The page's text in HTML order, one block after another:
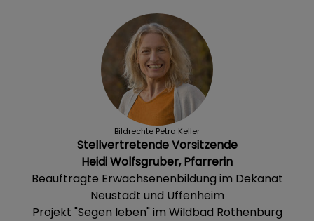
Bildrechte Petra Keller
Stellvertretende Vorsitzende
Heidi Wolfsgruber, Pfarrerin
Beauftragte Erwachsenenbildung im Dekanat
Neustadt und Uffenheim
Projekt "Segen leben" im Wildbad Rothenburg